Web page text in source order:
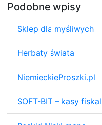
Podobne wpisy
Sklep dla myśliwych
Herbaty świata
NiemieckieProszki.pl
SOFT-BIT – kasy